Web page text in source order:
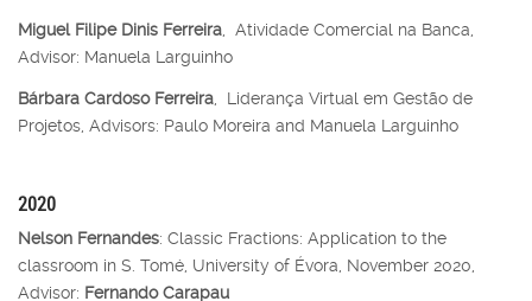
Miguel Filipe Dinis Ferreira, Atividade Comercial na Banca,
Advisor: Manuela Larguinho
Bárbara Cardoso Ferreira , Liderança Virtual em Gestão de
Projetos, Advisors: Paulo Moreira and Manuela Larguinho
2020
Nelson Fernandes: Classic Fractions: Application to the
classroom in S. Tomé, University of Évora, November 2020,
Advisor: Fernando Carapau